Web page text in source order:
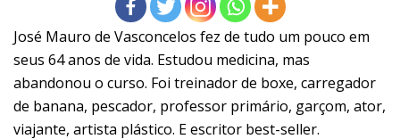
José Mauro de Vasconcelos fez de tudo um pouco em
seus 64 anos de vida. Estudou medicina, mas
abandonou o curso. Foi treinador de boxe, carregador
de banana, pescador, professor primário, garçom, ator,
viajante, artista plástico. E escritor best-seller.